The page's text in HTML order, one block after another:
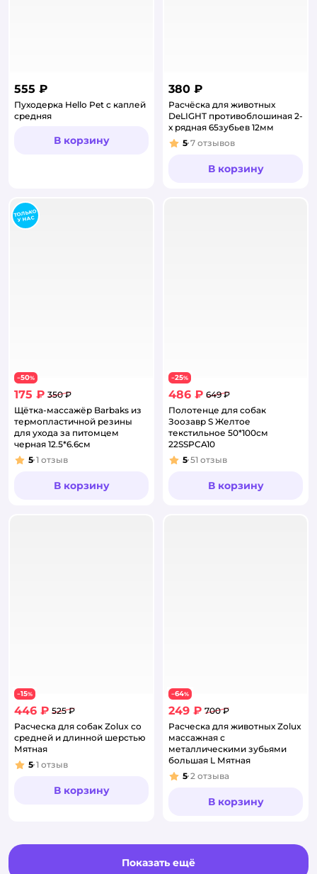
555 ₽
Пуходерка Hello Pet c каплей
средняя
В корзину
380 ₽
Расчёска для животных
DeLIGHT противоблошиная 2-
х рядная 65зубьев 12мм
Рейтинг:
5 7 отзывов
В корзину
−50%
175 ₽ 350 ₽
Щётка-массажёр Barbaks из
термопластичной резины
для ухода за питомцем
черная 12.5*6.6см
Рейтинг:
5 1 отзыв
В корзину
−25%
486 ₽ 649 ₽
Полотенце для собак
Зоозавр S Желтое
текстильное 50*100см
22SSPCA10
Рейтинг:
5 51 отзыв
В корзину
−15%
446 ₽ 525 ₽
Расческа для собак Zolux со
средней и длинной шерстью
Мятная
Рейтинг:
5 1 отзыв
В корзину
−64%
249 ₽ 700 ₽
Расческа для животных Zolux
массажная с
металлическими зубьями
большая L Мятная
Рейтинг:
5 2 отзыва
В корзину
Показать ещё